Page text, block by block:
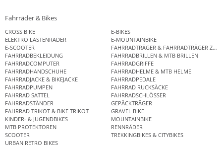
Fahrräder & Bikes
CROSS BIKE
E-BIKES
ELEKTRO LASTENRÄDER
E-MOUNTAINBIKE
E-SCOOTER
FAHRRADTRÄGER & FAHRRADTRÄGER
FAHRRADBEKLEIDUNG
FAHRRADBRILLEN & MTB BRILLEN
FAHRRADCOMPUTER
FAHRRADGRIFFE
FAHRRADHANDSCHUHE
FAHRRADHELME & MTB HELME
FAHRRADJACKE & BIKEJACKE
FAHRRADPEDALE
FAHRRADPUMPEN
FAHRRAD RUCKSÄCKE
FAHRRAD SATTEL
FAHRRADSCHLÖSSER
FAHRRADSTÄNDER
GEPÄCKTRÄGER
FAHRRAD TRIKOT & BIKE TRIKOT
GRAVEL BIKE
KINDER- & JUGENDBIKES
MOUNTAINBIKE
MTB PROTEKTOREN
RENNRÄDER
SCOOTER
TREKKINGBIKES & CITYBIKES
URBAN RETRO BIKES